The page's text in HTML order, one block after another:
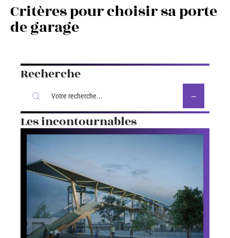
Critères pour choisir sa porte
de garage
Recherche
Les incontournables